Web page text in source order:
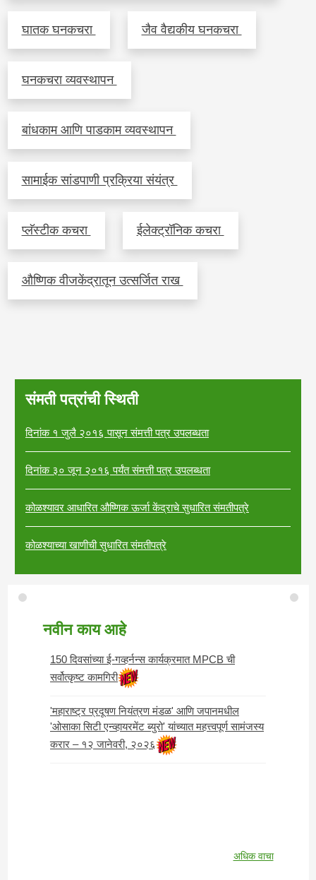
घातक घनकचरा जैव वैद्यकीय घनकचरा
घनकचरा व्यवस्थापन
बांधकाम आणि पाडकाम व्यवस्थापन
सामाईक सांडपाणी प्रक्रिया संयंत्र
प्लॅस्टीक कचरा ईलेक्ट्रॉनिक कचरा
औष्णिक वीजकेंद्रातून उत्सर्जित राख
संमती पत्रांची स्थिती
दिनांक १ जुलै २०१६ पासून संमत्ती पत्र उपलब्धता
दिनांक ३० जून २०१६ पर्यंत संमत्ती पत्र उपलब्धता
कोळश्यावर आधारित औष्णिक ऊर्जा केंद्राचे सुधारित संमतीपत्रे
कोळश्याच्या खाणीची सुधारित संमतीपत्रे
नवीन काय आहे
150 दिवसांच्या ई-गव्हर्नन्स कार्यक्रमात MPCB ची
सर्वोत्कृष्ट कामगिरी
'महाराष्ट्र प्रदूषण नियंत्रण मंडळ' आणि जपानमधील
'ओसाका सिटी एन्व्हायरमेंट ब्युरो' यांच्यात महत्त्वपूर्ण सामंजस्य
करार – १२ जानेवरी, २०२६
अधिक वाचा